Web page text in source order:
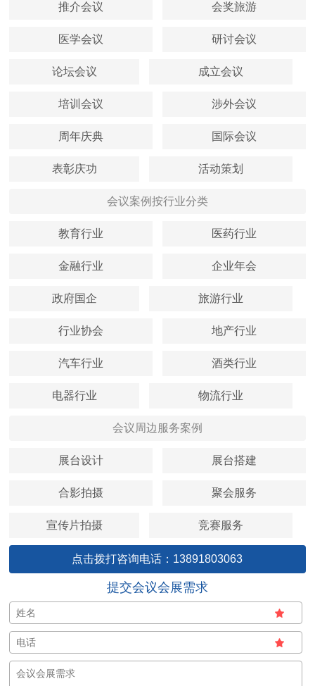
推介会议 会奖旅游
医学会议 研讨会议
论坛会议 成立会议
培训会议 涉外会议
周年庆典 国际会议
表彰庆功 活动策划
会议案例按行业分类
教育行业 医药行业
金融行业 企业年会
政府国企 旅游行业
行业协会 地产行业
汽车行业 酒类行业
电器行业 物流行业
会议周边服务案例
展台设计 展台搭建
合影拍摄 聚会服务
宣传片拍摄 竞赛服务
点击拨打咨询电话：13891803063
提交会议会展需求